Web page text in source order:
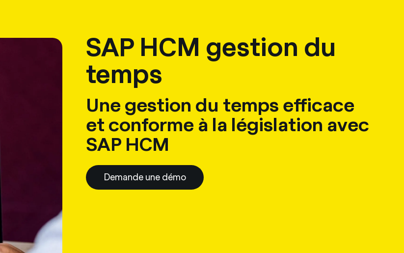
SAP HCM gestion du
temps
Une gestion du temps efficace
et conforme à la législation avec
SAP HCM
Demande une démo